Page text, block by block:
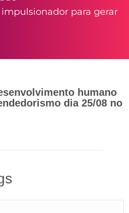
para gerar
humano
dia 25/08 no